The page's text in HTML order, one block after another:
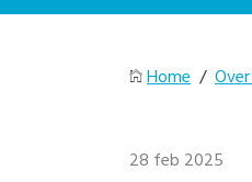
Home /
28 feb 2025